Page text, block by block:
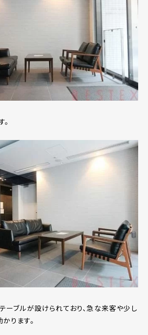
ーブルが設けられており、急な来客や少し
ります。